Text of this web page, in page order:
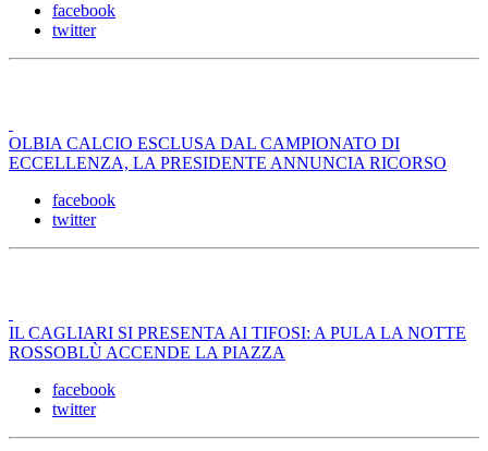
facebook
twitter
OLBIA CALCIO ESCLUSA DAL CAMPIONATO DI
ECCELLENZA, LA PRESIDENTE ANNUNCIA RICORSO
facebook
twitter
IL CAGLIARI SI PRESENTA AI TIFOSI: A PULA LA NOTTE
ROSSOBLÙ ACCENDE LA PIAZZA
facebook
twitter